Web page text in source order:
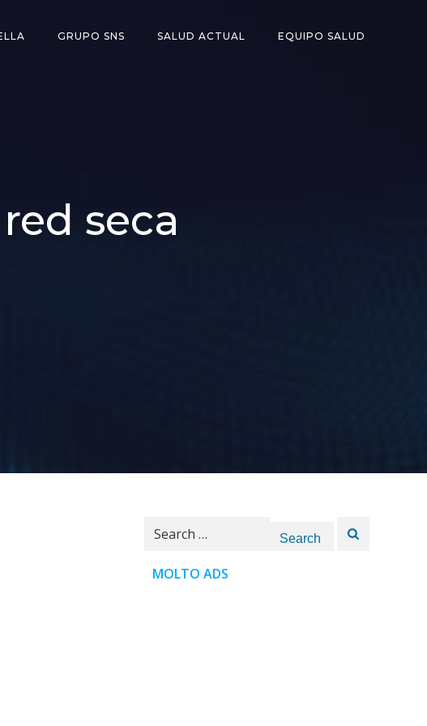
GRUPO SNS SALUD ACTUAL EQUIPO SALUD
seca
Search
MOLTO ADS